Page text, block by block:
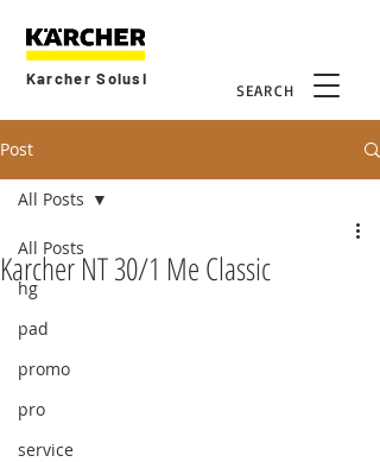
SEARCH
Karcher Solusi
Post
All Posts
hg
pad
promo
pro
service
All Posts
Karcher NT 30/1 Me Classic